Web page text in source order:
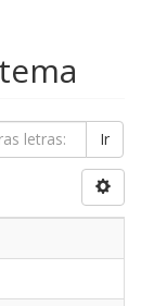
Ir